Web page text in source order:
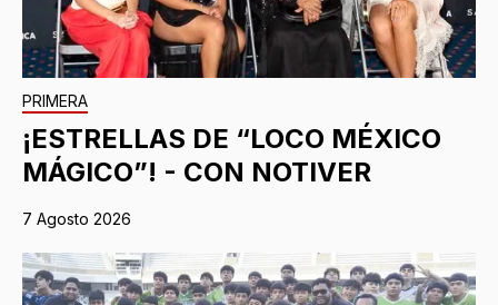
PRIMERA
¡ESTRELLAS DE “LOCO MÉXICO
MÁGICO”! - CON NOTIVER
7 Agosto 2026